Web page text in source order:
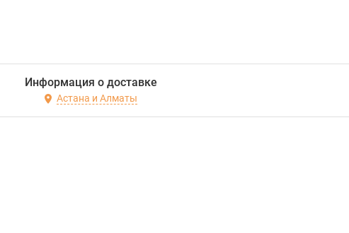
Информация о доставке
Астана и Алматы